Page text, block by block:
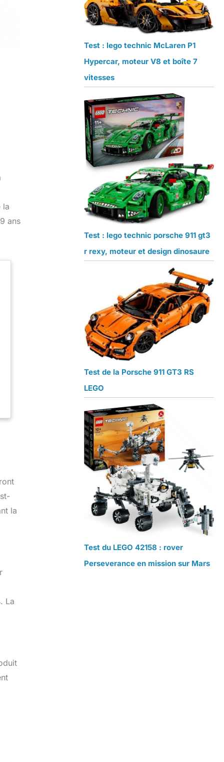
la
ans
la
La
Test : lego technic McLaren P1
Hypercar, moteur V8 et boîte 7
vitesses
Test : lego technic porsche 911 gt3
r rexy, moteur et design dinosaure
Test de la Porsche 911 GT3 RS
LEGO
Test du LEGO 42158 : rover
Perseverance en mission sur Mars